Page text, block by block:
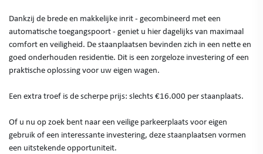
Dankzij de brede en makkelijke inrit - gecombineerd met een
automatische toegangspoort - geniet u hier dagelijks van maximaal
comfort en veiligheid. De staanplaatsen bevinden zich in een nette en
goed onderhouden residentie. Dit is een zorgeloze investering of een
praktische oplossing voor uw eigen wagen.
Een extra troef is de scherpe prijs: slechts €16.000 per staanplaats.
Of u nu op zoek bent naar een veilige parkeerplaats voor eigen
gebruik of een interessante investering, deze staanplaatsen vormen
een uitstekende opportuniteit.